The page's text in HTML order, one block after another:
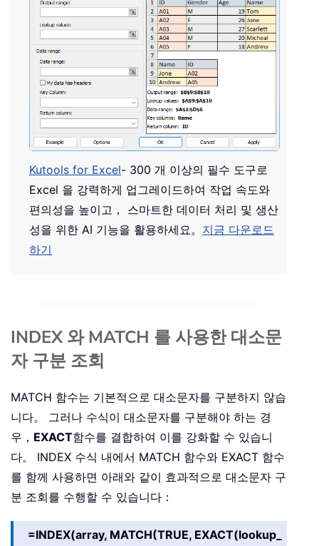
Kutools for Excel- 300 개 이상의 필수 도구로
Excel 을 강력하게 업그레이드하여 작업 속도와
편의성을 높이고， 스마트한 데이터 처리 및 생산
성을 위한 AI 기능을 활용하세요。 지금 다운로드
하기
INDEX 와 MATCH 를 사용한 대소문
자 구분 조회
MATCH 함수는 기본적으로 대소문자를 구분하지 않습
니다。 그러나 수식이 대소문자를 구분해야 하는 경
우， EXACT함수를 결합하여 이를 강화할 수 있습니
다。 INDEX 수식 내에서 MATCH 함수와 EXACT 함수
를 함께 사용하면 아래와 같이 효과적으로 대소문자 구
분 조회를 수행할 수 있습니다：
=INDEX(array, MATCH(TRUE, EXACT(lookup_